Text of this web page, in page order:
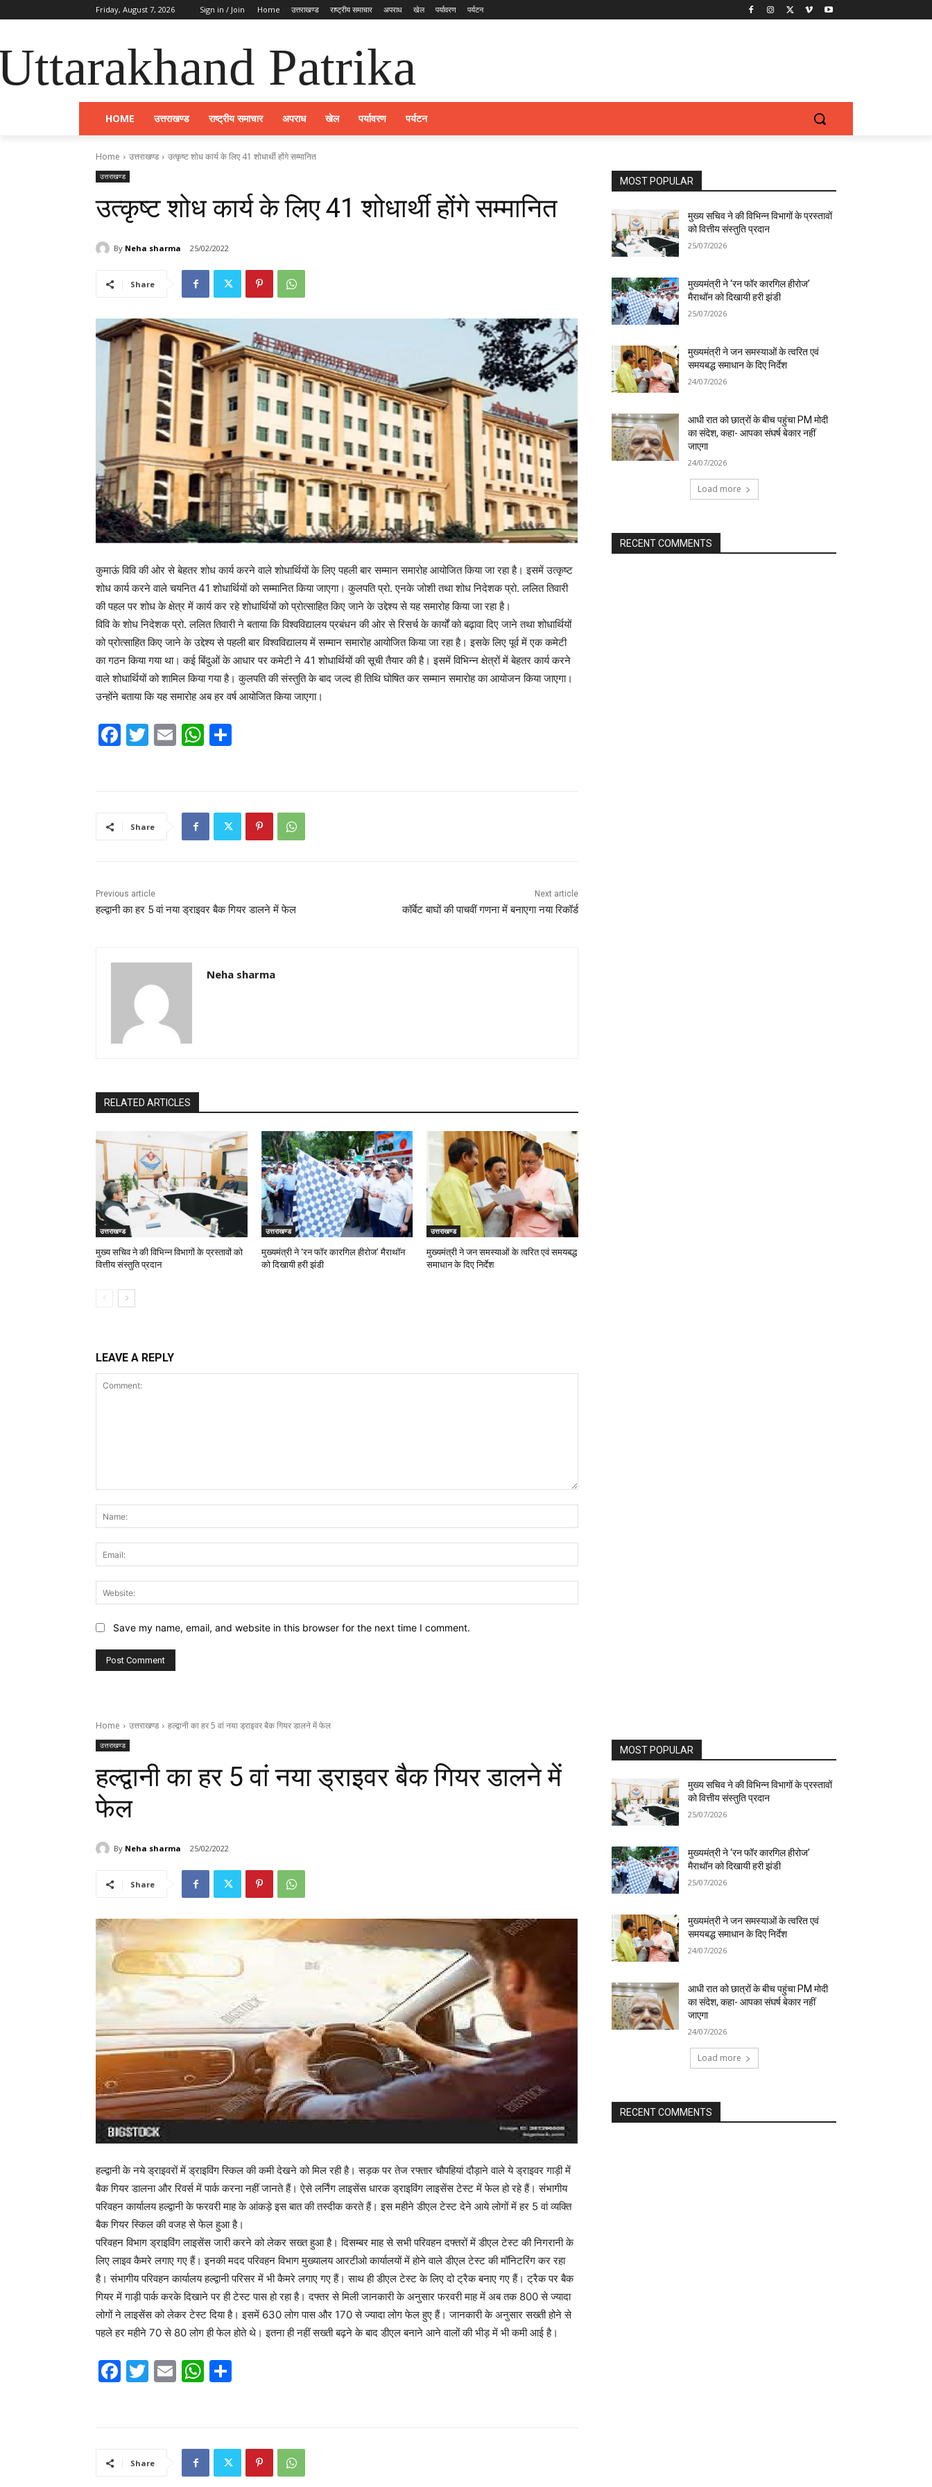
Friday, August 7, 2026 Sign in / Join Home उत्तराखण्ड राष्ट्रीय समाचार अपराध खेल पर्यावरण पर्यटन
Patrika
HOME उत्तराखण्ड राष्ट्रीय समाचार अपराध खेल पर्यावरण पर्यटन
Home उत्तराखण्ड उत्कृष्ट शोध कार्य के लिए 41 शोधार्थी होंगे सम्मानित
उत्तराखण्ड
उत्कृष्ट शोध कार्य के लिए 41 शोधार्थी होंगे सम्मानित
By Neha sharma 25/02/2022
Share
कुमाऊं विवि की ओर से बेहतर शोध कार्य करने वाले शोधार्थियों के लिए पहली बार सम्मान समारोह आयोजित किया जा रहा है। इसमें उत्कृष्ट
शोध कार्य करने वाले चयनित 41 शोधार्थियों को सम्मानित किया जाएगा। कुलपति प्रो. एनके जोशी तथा शोध निदेशक प्रो. ललित तिवारी
की पहल पर शोध के क्षेत्र में कार्य कर रहे शोधार्थियों को प्रोत्साहित किए जाने के उद्देश्य से यह समारोह किया जा रहा है।
विवि के शोध निदेशक प्रो. ललित तिवारी ने बताया कि विश्वविद्यालय प्रबंधन की ओर से रिसर्च के कार्यों को बढ़ावा दिए जाने तथा शोधार्थियों
को प्रोत्साहित किए जाने के उद्देश्य से पहली बार विश्वविद्यालय में सम्मान समारोह आयोजित किया जा रहा है। इसके लिए पूर्व में एक कमेटी
का गठन किया गया था। कई बिंदुओं के आधार पर कमेटी ने 41 शोधार्थियों की सूची तैयार की है। इसमें विभिन्न क्षेत्रों में बेहतर कार्य करने
वाले शोधार्थियों को शामिल किया गया है। कुलपति की संस्तुति के बाद जल्द ही तिथि घोषित कर सम्मान समारोह का आयोजन किया जाएगा।
उन्होंने बताया कि यह समारोह अब हर वर्ष आयोजित किया जाएगा।
F
b
k
T
E
W
A
p
Share
Previous article
हल्द्वानी का हर 5 वां नया ड्राइवर बैक गियर डालने में फेल
Next article
कॉर्बेट बाघों की पाचवीं गणना में बनाएगा नया रिकॉर्ड
Neha sharma
RELATED ARTICLES
उत्तराखण्ड
मुख्य सचिव ने की विभिन्न विभागों के प्रस्तावों को
वित्तीय संस्तुति प्रदान
उत्तराखण्ड
मुख्यमंत्री ने ‘रन फॉर कारगिल हीरोज’ मैराथॉन
को दिखायी हरी झंडी
उत्तराखण्ड
मुख्यमंत्री ने जन समस्याओं के त्वरित एवं समयबद्ध
समाधान के दिए निर्देश
LEAVE A REPLY
Save my name, email, and website in this browser for the next time I comment.
MOST POPULAR
मुख्य सचिव ने की विभिन्न विभागों के प्रस्तावों
को वित्तीय संस्तुति प्रदान
25/07/2026
मुख्यमंत्री ने ‘रन फॉर कारगिल हीरोज’
मैराथॉन को दिखायी हरी झंडी
25/07/2026
मुख्यमंत्री ने जन समस्याओं के त्वरित एवं
समयबद्ध समाधान के दिए निर्देश
24/07/2026
आधी रात को छात्रों के बीच पहुंचा PM मोदी
का संदेश, कहा- आपका संघर्ष बेकार नहीं
जाएगा
24/07/2026
Load more
RECENT COMMENTS